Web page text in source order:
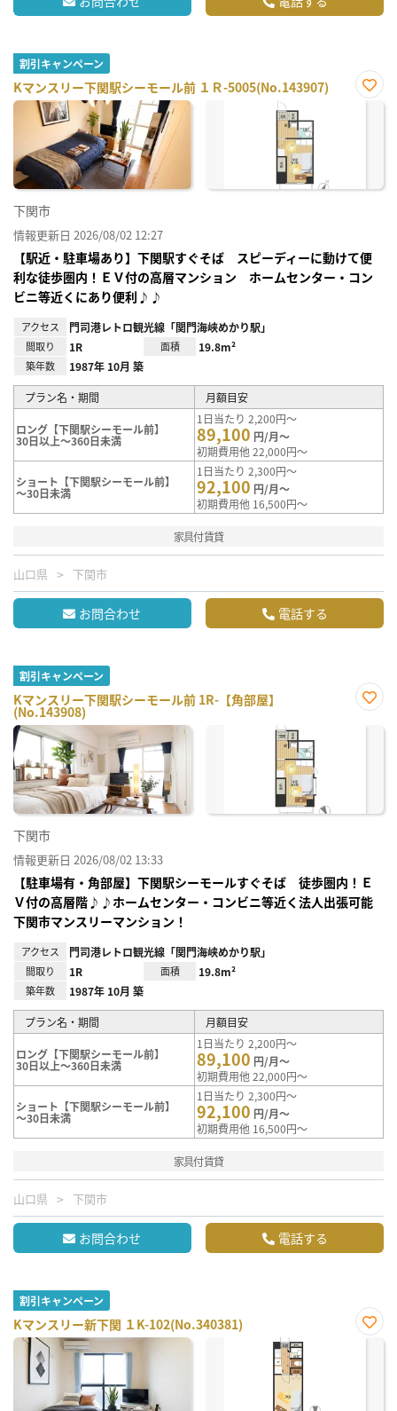
割引キャンペーン
Kマンスリー下関駅シーモール前 １Ｒ-5005(No.143907)
お気
下関市
情報更新日 2026/08/02 12:27
【駅近・駐車場あり】下関駅すぐそば スピーディーに動けて便
利な徒歩圏内！ＥＶ付の高層マンション ホームセンター・コン
ビニ等近くにあり便利♪♪
アクセス 門司港レトロ観光線「関門海峡めかり駅」
間取り 1R 面積 19.8m²
築年数 1987年 10月 築
プラン名・期間 月額目安
ロング【下関駅シーモール前】
30日以上～360日未満
1日当たり 2,200円～
89,100 円/月～
初期費用他 22,000円～
ショート【下関駅シーモール前】
～30日未満
1日当たり 2,300円～
92,100 円/月～
初期費用他 16,500円～
家具付賃貸
山口県 下関市
お問合わせ 電話する
割引キャンペーン
Kマンスリー下関駅シーモール前 1R-【角部屋】
(No.143908)
に入
下関市
情報更新日 2026/08/02 13:33
【駐車場有・角部屋】下関駅シーモールすぐそば 徒歩圏内！Ｅ
Ｖ付の高層階♪♪ホームセンター・コンビニ等近く法人出張可能
下関市マンスリーマンション！
アクセス 門司港レトロ観光線「関門海峡めかり駅」
間取り 1R 面積 19.8m²
築年数 1987年 10月 築
プラン名・期間 月額目安
ロング【下関駅シーモール前】
30日以上～360日未満
1日当たり 2,200円～
89,100 円/月～
初期費用他 22,000円～
ショート【下関駅シーモール前】
～30日未満
1日当たり 2,300円～
92,100 円/月～
初期費用他 16,500円～
家具付賃貸
山口県 下関市
お問合わせ 電話する
割引キャンペーン
Kマンスリー新下関 １K-102(No.340381)
お気